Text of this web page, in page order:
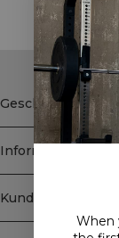
Geschäft
Information
Kundendienst
When